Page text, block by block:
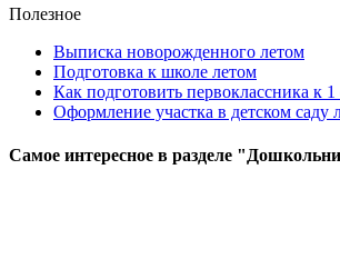
Полезное
Выписка новорожденного летом
Подготовка к школе летом
Как подготовить первоклассника к 1
Оформление участка в детском саду
Самое интересное в разделе